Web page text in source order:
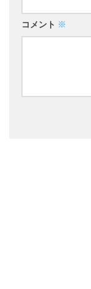
コメント ※